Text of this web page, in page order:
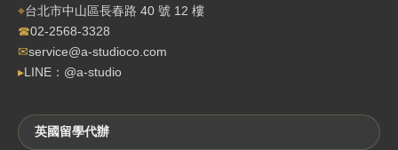
⌖台北市中山區長春路 40 號 12 樓
☎02-2568-3328
✉service@a-studioco.com
▸LINE：@a-studio
英國留學代辦